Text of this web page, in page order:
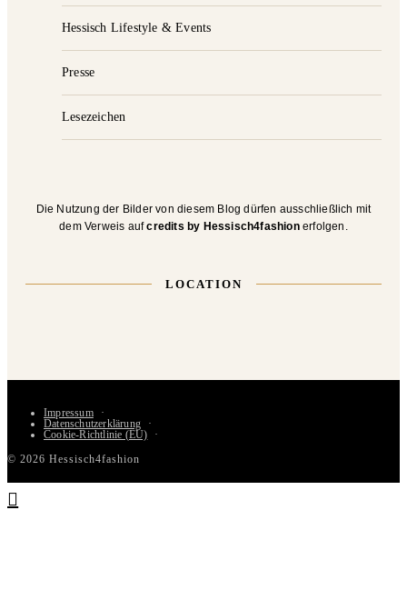
Hessisch Lifestyle & Events
Presse
Lesezeichen
Die Nutzung der Bilder von diesem Blog dürfen ausschließlich mit
dem Verweis aufcredits by Hessisch4fashionerfolgen.
LOCATION
Impressum
Datenschutzerklärung
Cookie-Richtlinie (EU)
© 2026 Hessisch4fashion